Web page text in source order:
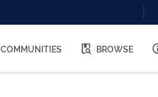
COMMUNITIES BROWSE